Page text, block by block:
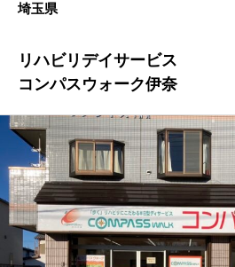
埼玉県
リハビリデイサービス
コンパスウォーク伊奈